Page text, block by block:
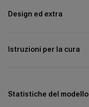
Design ed extra
Istruzioni per la cura
Statistiche del modello